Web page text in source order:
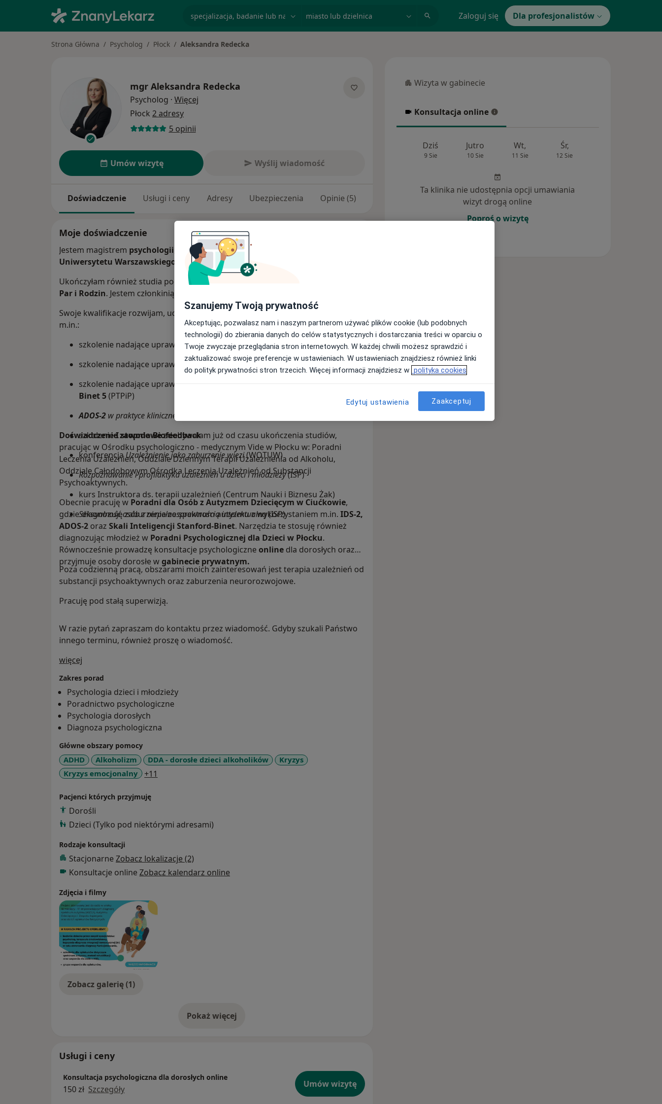
Zaloguj się Dla profesjonalistów
Strona Główna Psycholog Płock Aleksandra Redecka
mgr Aleksandra Redecka
Psycholog · Więcej
Płock 2 adresy
5 opinii
Umów wizytę Wyślij wiadomość
Doświadczenie Usługi i ceny Adresy Ubezpieczenia Opinie (5)
Moje doświadczenie
Jestem magistrem psychologii , absolwentkąWydziału Psychologii
Uniwersytetu Warszawskiego
Ukończyłam również studia podyplomowe z
Par i Rodzin. Jestem członkinią Polskiego Towarzystwa Psychiatrycznego.
Swoje kwalifikacje rozwijam, uczestnicząc w licznych szkoleniach i konferencjach,
m.in.:
szkolenie nadające uprawnienia do stosowaniaConners-3(PTP)
szkolenie nadające uprawnienia do stosowaniaDSR Plus (PTP)
szkolenie nadające uprawnienia do stosowania
Binet 5(PTPiP)
ADOS-2 w praktyce klinicznej
szkolenieI stopnia Biofeedback
konferencjaUzależnienie jako zaburzenie więzi(WOTUW)
Rozpoznawanie i profilaktyka uzależnień u dzieci i młodzieży(ISP)
kurs Instruktora ds. terapii uzależnień (Centrum Nauki i Biznesu Żak)
Seksualność osób z niepełnosprawnością intelektualną(ISP)
Doświadczenie zawodowezdobywałam już od czasu ukończenia studiów,
pracując w Ośrodku psychologiczno - medycznym Vide w Płocku w: Poradni
Leczenia Uzależnień, Oddziale Dziennym Terapii Uzależnienia od Alkoholu,
Oddziale Całodobowym Ośrodka Leczenia Uzależnień od Substancji
Psychoaktywnych.
Obecnie pracuję w Poradni dla Osób z Autyzmem Dziecięcym w Ciućkowie,
gdzie diagnozuję zaburzenia ze spektrum autyzmu z wykorzystaniem m.in. IDS-2,
ADOS-2 oraz Skali Inteligencji Stanford-Binet. Narzędzia te stosuję również
diagnozując młodzież w Poradni Psychologicznej dla Dzieci w Płocku.
Równocześnie prowadzę konsultacje psychologiczne online dla dorosłych oraz
przyjmuje osoby dorosłe wgabinecie prywatnym.
Poza codzienną pracą, obszarami moich zainteresowań jest terapia uzależnień od
substancji psychoaktywnych oraz zaburzenia neurorozwojowe.
Pracuję pod stałą superwizją.
W razie pytań zapraszam do kontaktu przez wiadomość. Gdyby szukali Państwo
innego terminu, również proszę o wiadomość.
więcej
Zakres porad
Psychologia dzieci i młodzieży
Poradnictwo psychologiczne
Psychologia dorosłych
Diagnoza psychologiczna
Główne obszary pomocy
ADHD Alkoholizm DDA - dorosłe dzieci alkoholików
Kryzys
Kryzys emocjonalny
+11
Pacjenci których przyjmuję
Dorośli
Dzieci (Tylko pod niektórymi adresami)
Rodzaje konsultacji
Stacjonarne Zobacz lokalizacje (2)
Konsultacje online Zobacz kalendarz online
Zdjęcia i filmy
Zobacz galerię (1)
Pokaż więcejo doświadczeniu
Usługi i ceny
Konsultacja psychologiczna dla dorosłych online
150 zł Szczegóły Umów wizytę
Wizyta w gabinecie
Wizyta w gabinecie
Konsultacja online
Konsultacja online
Dziś
9 Sie
Jutro
10 Sie
Wt,
11 Sie
Śr,
12 Sie
Ta klinika nie udostępnia opcji umawiania
wizyt drogą online
Poproś o wizytę
Szanujemy Twoją prywatność
Akceptując, pozwalasz nam i naszym partnerom używać plików cookie (lub podobnych
technologii) do zbierania danych do celów statystycznych i dostarczania treści w oparciu o
Twoje zwyczaje przeglądania stron internetowych. W każdej chwili możesz sprawdzić i
zaktualizować swoje preferencje w ustawieniach. W ustawieniach znajdziesz również linki
do polityk prywatności stron trzecich. Więcej informacji znajdziesz w polityka cookies
Edytuj ustawienia Zaakceptuj